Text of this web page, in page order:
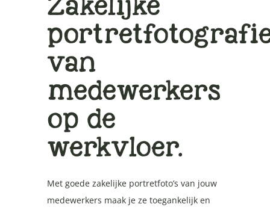
van
medewerkers
op de
werkvloer.
Met goede zakelijke portretfoto’s van jouw
medewerkers maak je ze toegankelijk en